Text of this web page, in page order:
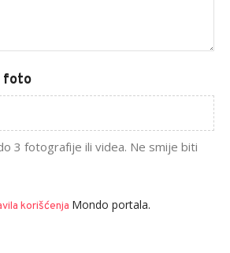
foto
3 fotografije ili videa. Ne smije biti
korišćenja Mondo portala.